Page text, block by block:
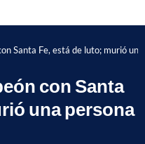
Santa Fe, está de luto; murió
con Santa
una persona